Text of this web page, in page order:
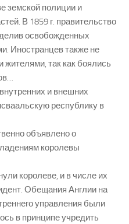
земской полиции и
В 1859 г. правительство
освобожденных
Иностранцев также не
жителями, так как боялись
и внешних
республику в
объявлено о
королевы
королеве, и в числе их
Обещания Англии на
управления были
в принципе учредить